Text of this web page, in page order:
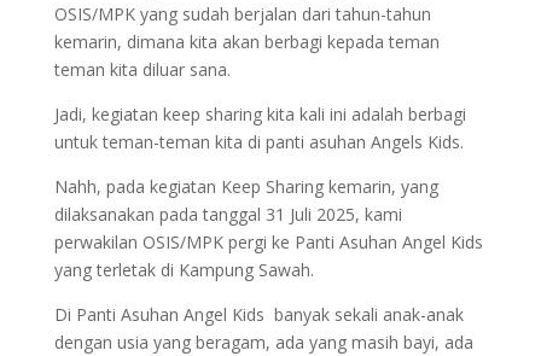
OSIS/MPK yang sudah berjalan dari tahun-tahun
kemarin, dimana kita akan berbagi kepada teman
teman kita diluar sana.
Jadi, kegiatan keep sharing kita kali ini adalah berbagi
untuk teman-teman kita di panti asuhan Angels Kids.
Nahh, pada kegiatan Keep Sharing kemarin, yang
dilaksanakan pada tanggal 31 Juli 2025, kami
perwakilan OSIS/MPK pergi ke Panti Asuhan Angel Kids
yang terletak di Kampung Sawah.
Di Panti Asuhan Angel Kids banyak sekali anak-anak
dengan usia yang beragam, ada yang masih bayi, ada